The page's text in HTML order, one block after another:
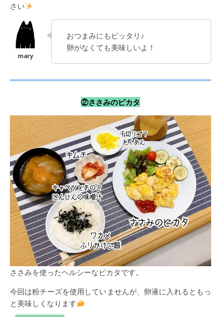
さい
おつまみにもピッタリ♪
卵がなくても美味しいよ！
②ささみのピカタ
ささみを使ったヘルシーなピカタです。
今回は粉チーズを使用していませんが、卵液に入れるともっ
と美味しくなります